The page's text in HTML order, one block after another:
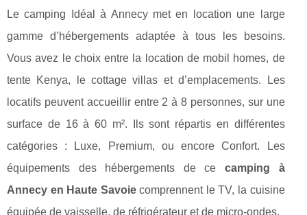
Le camping Idéal à Annecy met en location une large
gamme d’hébergements adaptée à tous les besoins.
Vous avez le choix entre la location de mobil homes, de
tente Kenya, le cottage villas et d’emplacements. Les
locatifs peuvent accueillir entre 2 à 8 personnes, sur une
surface de 16 à 60 m². Ils sont répartis en différentes
catégories : Luxe, Premium, ou encore Confort. Les
équipements des hébergements de ce camping à
Annecy en Haute Savoiecomprennent le TV, la cuisine
équipée de vaisselle, de réfrigérateur et de micro-ondes.